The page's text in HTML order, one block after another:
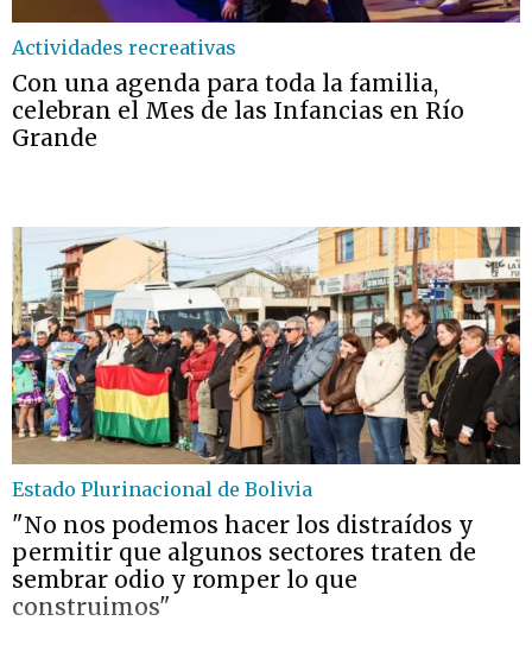
Actividades recreativas
Con una agenda para toda la familia,
celebran el Mes de las Infancias en Río
Grande
Estado Plurinacional de Bolivia
"No nos podemos hacer los distraídos y
permitir que algunos sectores traten de
sembrar odio y romper lo que
construimos"